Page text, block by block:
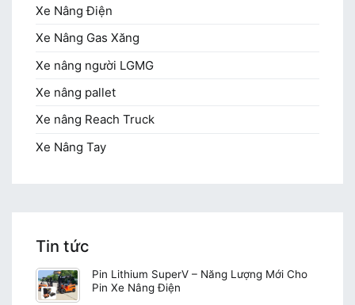
Xe Nâng Điện
Xe Nâng Gas Xăng
Xe nâng người LGMG
Xe nâng pallet
Xe nâng Reach Truck
Xe Nâng Tay
Tin tức
Pin Lithium SuperV – Năng Lượng Mới Cho
Pin Xe Nâng Điện